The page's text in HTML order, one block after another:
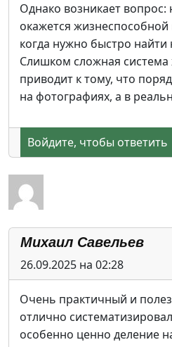
Однако возникает вопрос:
окажется
когда нужно быстро
Слишком сложная система
приводит к тому, что
на фотографиях, а в
Войдите, чтобы ответить
Михаил Савельев
26.09.2025 на 02:28
Очень практичный и
отлично
особенно ценно деление